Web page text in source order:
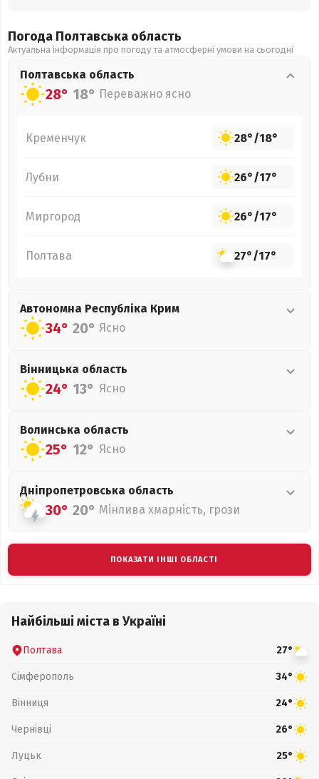
Погода Полтавська область
Актуальна інформація про погоду та атмосферні умови на сьогодні
Полтавська область
28° 18° Переважно ясно
Кременчук 28°/18°
Лубни 26°/17°
Миргород 26°/17°
Полтава 27°/17°
Автономна Республіка Крим
34° 20° Ясно
Вінницька область
24° 13° Ясно
Волинська область
25° 12° Ясно
Дніпропетровська область
30° 20° Мінлива хмарність, грози
ПОКАЗАТИ ІНШІ ОБЛАСТІ
Найбільші міста в Україні
Полтава 27°
Сімферополь 34°
Вінниця 24°
Чернівці 26°
Луцьк 25°